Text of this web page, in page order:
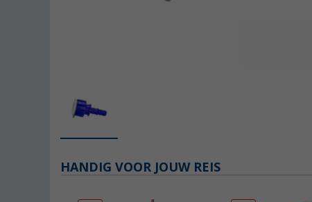
HANDIG VOOR JOUW REIS